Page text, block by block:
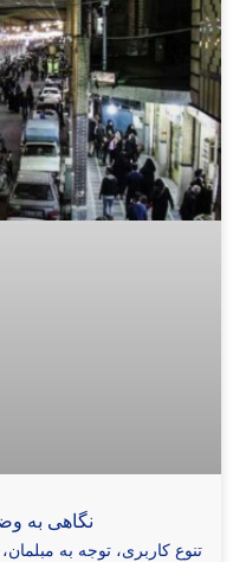
نگاهی به
تنوع کاربری، توجه به